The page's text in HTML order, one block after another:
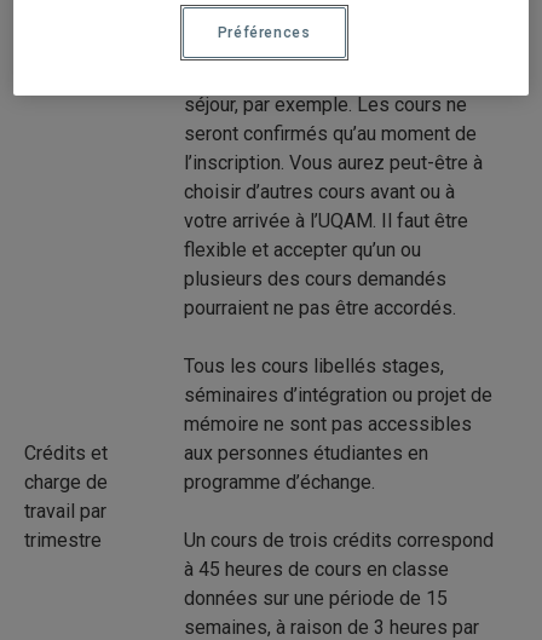
Crédits et
charge de
travail par
trimestre
cours peuvent exiger la réussite de
séjour, par exemple. Les cours ne
seront confirmés qu’au moment de
l’inscription. Vous aurez peut-être à
choisir d’autres cours avant ou à
votre arrivée à l’UQAM. Il faut être
flexible et accepter qu’un ou
plusieurs des cours demandés
pourraient ne pas être accordés.
Tous les cours libellés stages,
séminaires d’intégration ou projet de
mémoire ne sont pas accessibles
aux personnes étudiantes en
programme d’échange.
Un cours de trois crédits correspond
à 45 heures de cours en classe
données sur une période de 15
semaines, à raison de 3 heures par
Préférences